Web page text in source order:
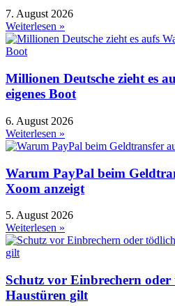
7. August 2026
Weiterlesen »
Millionen Deutsche zieht es
eigenes Boot
6. August 2026
Weiterlesen »
Warum PayPal beim
Xoom anzeigt
5. August 2026
Weiterlesen »
Schutz vor Einbrechern oder
Haustüren gilt